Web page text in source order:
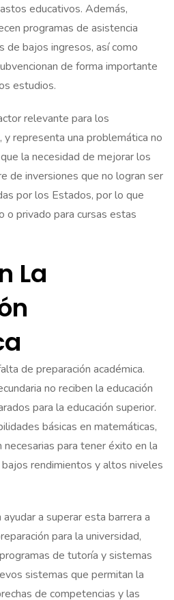
educativos. Además,
programas de asistencia
de bajos ingresos, así como
de forma importante
estudios.
relevante para los
representa una problemática no
la necesidad de mejorar los
de inversiones que no logran ser
por los Estados, por lo que
privado para cursas estas
La
de preparación académica.
no reciben la educación
para la educación superior.
básicas en matemáticas,
para tener éxito en la
rendimientos y altos niveles
a superar esta barrera a
para la universidad,
de tutoría y sistemas
sistemas que permitan la
de competencias y las